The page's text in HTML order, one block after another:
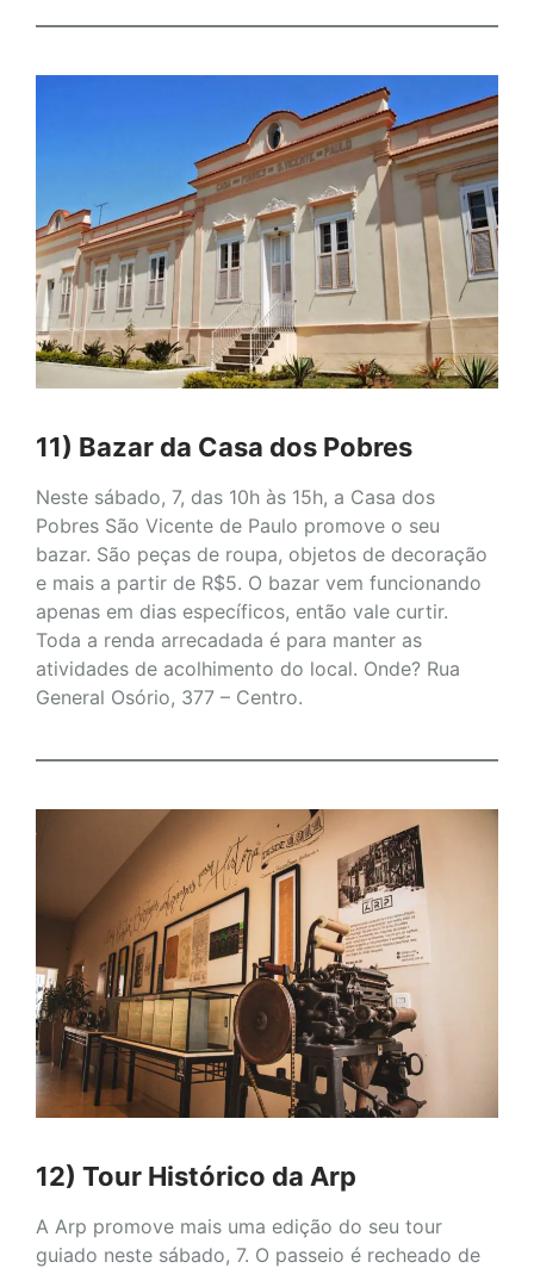
11) Bazar da Casa dos Pobres
Neste sábado, 7, das 10h às 15h, a Casa dos
Pobres São Vicente de Paulo promove o seu
bazar. São peças de roupa, objetos de decoração
e mais a partir de R$5. O bazar vem funcionando
apenas em dias específicos, então vale curtir.
Toda a renda arrecadada é para manter as
atividades de acolhimento do local. Onde? Rua
General Osório, 377 – Centro.
12) Tour Histórico da Arp
A Arp promove mais uma edição do seu tour
guiado neste sábado, 7. O passeio é recheado de